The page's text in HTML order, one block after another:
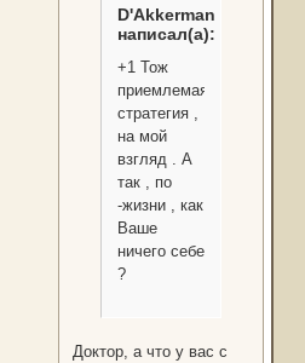
D'Akkerman
написал(а):
+1 Тож
приемлемая
стратегия ,
на мой
взгляд . А
так , по
-жизни , как
Ваше
ничего себе
?
Доктор, а что у вас с